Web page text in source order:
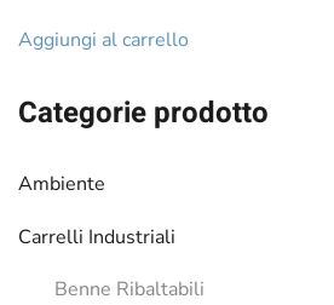
Categorie prodotto
Ambiente
Carrelli Industriali
Benne Ribaltabili
originaleattuale
Aggiungi al carrello